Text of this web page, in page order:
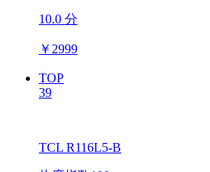
10.0 分
￥ 2999
TOP
39
TCL R116L5-B